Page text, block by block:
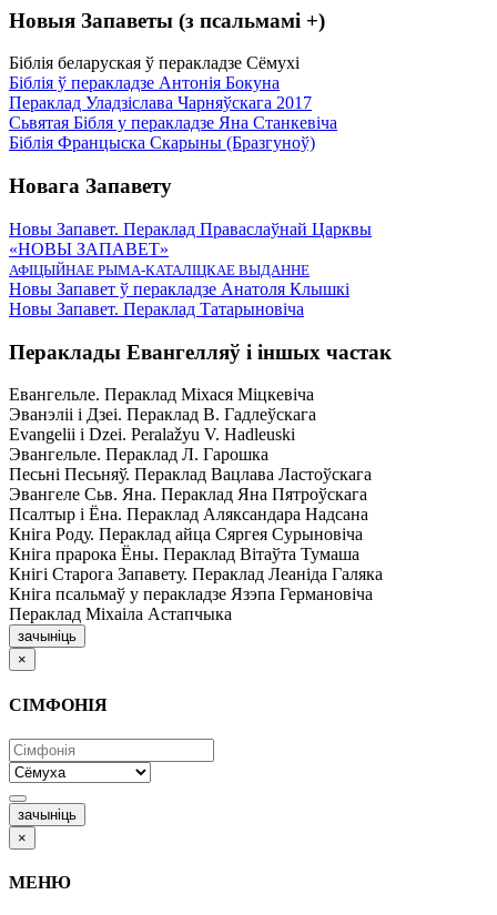
Новыя Запаветы (з псальмамі +)
Біблія беларуская ў перакладзе Сёмухі
Біблія ў перакладзе Антонія Бокуна
Пераклад Уладзіслава Чарняўскага 2017
Сьвятая Бібля у перакладзе Яна Станкевіча
Біблія Францыска Скарыны (Бразгуноў)
Новага Запавету
Новы Запавет. Пераклад Праваслаўнай Царквы
«НОВЫ ЗАПАВЕТ»
АФІЦЫЙНАЕ РЫМА-КАТАЛІЦКАЕ ВЫДАННЕ
Новы Запавет ў перакладзе Анатоля Клышкi
Новы Запавет. Пераклад Татарыновіча
Пераклады Евангелляў і іншых частак
Евангельле. Пераклад Міхася Міцкевіча
Эванэліі і Дзеі. Пераклад В. Гадлеўскага
Evangelii і Dzei. Рeralažyu V. Hadleuski
Эвангельле. Пераклад Л. Гарошка
Песьні Песьняў. Пераклад Вацлава Ластоўскага
Эвангеле Сьв. Яна. Пераклад Яна Пятроўскага
Псалтыр i Ёна. Пераклад Аляксандара Надсана
Кніга Роду. Пераклад айца Сяргея Сурыновіча
Кніга прарока Ёны. Пераклад Вітаўта Тумаша
Кнігі Старога Запавету. Пераклад Леаніда Галяка
Кніга псальмаў у перакладзе Язэпа Германовіча
Пераклад Міхаіла Астапчыка
зачыніць
×
СІМФОНІЯ
зачыніць
×
МЕНЮ